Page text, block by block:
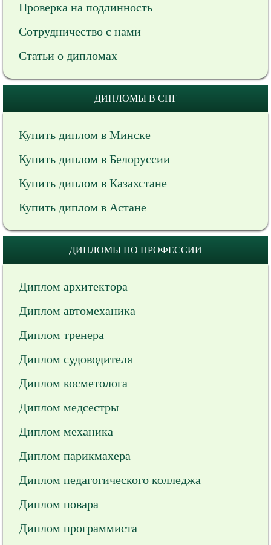
Проверка на подлинность
Сотрудничество с нами
Статьи о дипломах
ДИПЛОМЫ В СНГ
Купить диплом в Минске
Купить диплом в Белоруссии
Купить диплом в Казахстане
Купить диплом в Астане
ДИПЛОМЫ ПО ПРОФЕССИИ
Диплом архитектора
Диплом автомеханика
Диплом тренера
Диплом судоводителя
Диплом косметолога
Диплом медсестры
Диплом механика
Диплом парикмахера
Диплом педагогического колледжа
Диплом повара
Диплом программиста